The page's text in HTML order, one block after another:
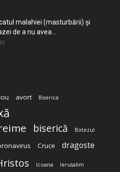
malahiei (masturbării) şi
de a nu avea...
avort Biserica
biserică Botezul
Cruce dragoste
Icoana Ierusalim